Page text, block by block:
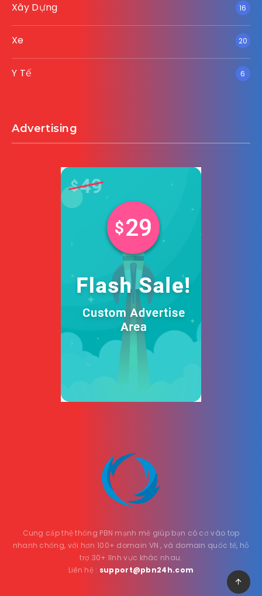
Xây Dựng 16
Xe 20
Y Tế 6
Advertising
Cung cấp thệ thống PBN mạnh mẽ giúp bạn có cơ vào top
nhanh chống, với hơn 100+ domain VN , và domain quốc tế, hỗ
trợ 30+ lĩnh vực khác nhau.
Liên hệ : support@pbn24h.com